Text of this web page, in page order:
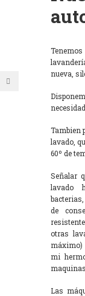
nueva,
Tambien
lavado,
60º de
Señalar
lavado
de
otras
máximo)
mi
maquinas.
Las